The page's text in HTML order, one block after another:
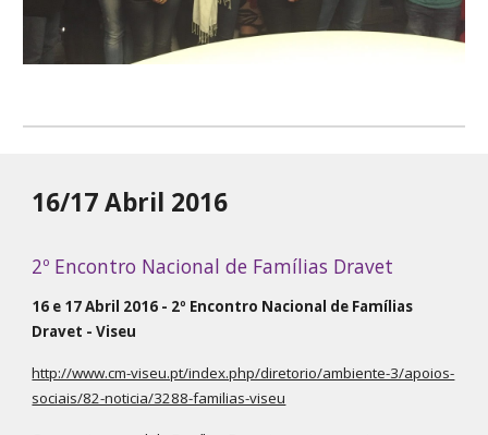
16/17 Abril 2016
2º Encontro Nacional de Famílias Dravet
16 e 17 Abril 2016 - 2º Encontro Nacional de Famílias
Dravet - Viseu
http://www.cm-viseu.pt/index.php/diretorio/ambiente-3/apoios-
sociais/82-noticia/3288-familias-viseu